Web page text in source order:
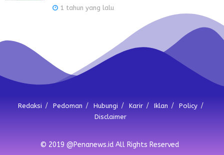
1 tahun yang lalu
Redaksi Pedoman Hubungi Karir Iklan
Policy
Disclaimer
© 2019 @Penanews.id All Rights Reserved